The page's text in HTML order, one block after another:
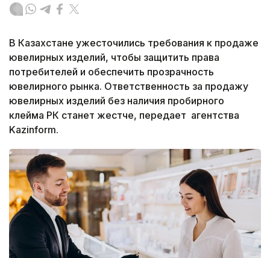
В Казахстане ужесточились требования к продаже
ювелирных изделий, чтобы защитить права
потребителей и обеспечить прозрачность
ювелирного рынка. Ответственность за продажу
ювелирных изделий без наличия пробирного
клейма РК станет жестче, передает агентства
Kazinform.